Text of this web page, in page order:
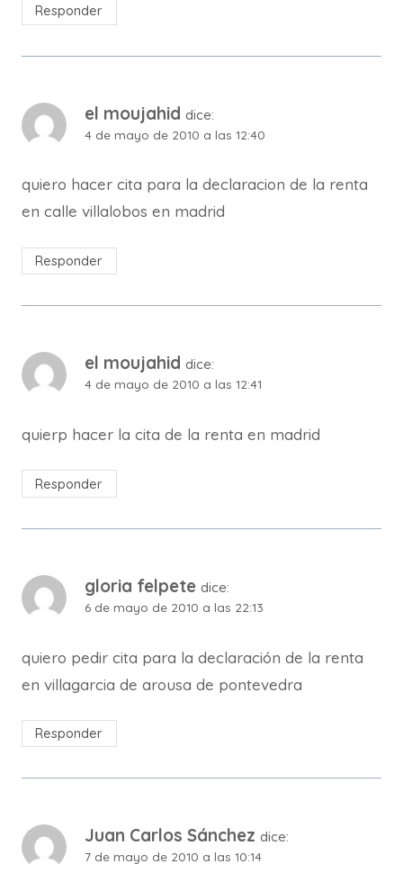
Responder
el moujahid dice:
4 de mayo de 2010 a las 12:40
quiero hacer cita para la declaracion de la renta
en calle villalobos en madrid
Responder
el moujahid dice:
4 de mayo de 2010 a las 12:41
quierp hacer la cita de la renta en madrid
Responder
gloria felpete dice:
6 de mayo de 2010 a las 22:13
quiero pedir cita para la declaración de la renta
en villagarcia de arousa de pontevedra
Responder
Juan Carlos Sánchez dice:
7 de mayo de 2010 a las 10:14